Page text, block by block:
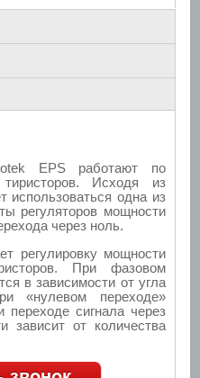
EPS работают по
Исходя из
использоваться одна из
регуляторов мощности
через ноль.
регулировку мощности
При фазовом
в зависимости от угла
«нулевом переходе»
переходе сигнала через
зависит от количества